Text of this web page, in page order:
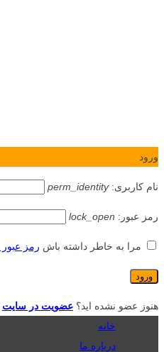
ورود
نام کاربری:perm_identity
رمز عبور: lock_open
مرا به خاطر داشته باش رمز
هنوز عضو نشده اید؟ عضویت در سایت
خانه
درباره ما